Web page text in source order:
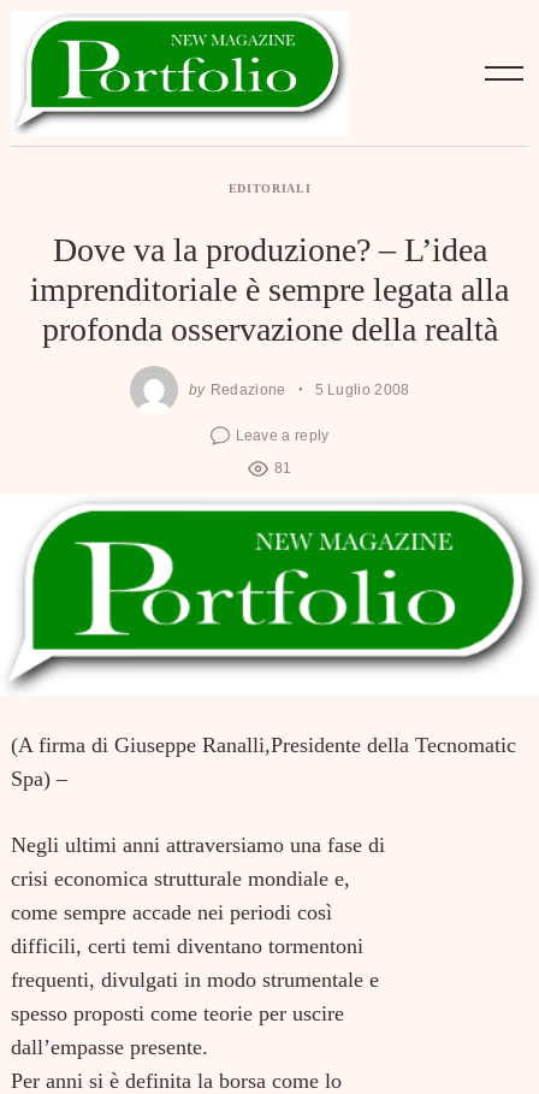
EDITORIALI
Dove va la produzione? – L’idea
imprenditoriale è sempre legata alla
profonda osservazione della realtà
by Redazione 5 Luglio 2008
Leave a reply
81
(A firma di Giuseppe Ranalli,Presidente della Tecnomatic
Spa) –
Negli ultimi anni attraversiamo una fase di
crisi economica strutturale mondiale e,
come sempre accade nei periodi così
difficili, certi temi diventano tormentoni
frequenti, divulgati in modo strumentale e
spesso proposti come teorie per uscire
dall’empasse presente.
Per anni si è definita la borsa come lo